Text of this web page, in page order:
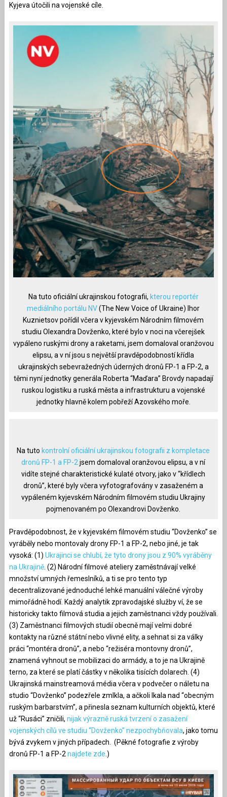
Kyjeva útočili na vojenské cíle.
Na tuto oficiální ukrajinskou fotografii, kterou reportér
mediálního portálu NV(The New Voice of Ukraine) Ihor
Kuznietsov pořídil včera v kyjevském Národním filmovém
studiu Olexandra Dovženko, které bylo v noci na včerejšek
vypáleno ruskými drony a raketami, jsem domaloval oranžovou
elipsu, a v ní jsou s největší pravděpodobností křídla
ukrajinských sebevražedných úderných dronů FP-1 a FP-2, a
těmi nyní jednotky generála Roberta “Maďara” Brovdy napadají
ruskou logistiku a ruská města a infrastrukturu a vojenské
jednotky hlavně kolem pobřeží Azovského moře.
Na tuto kontrolní oficiální ukrajinskou fotografii z kompletace
dronů FP-1 a FP-2 jsem domaloval oranžovou elipsu, a v ní
vidíte stejné charakteristické kulaté otvory, jako v “křídlech
dronů”, které byly včera vyfotografovány v zasaženém a
vypáleném kyjevském Národním filmovém studiu Ukrajiny
pojmenovaném po Olexandrovi Dovženko.
Pravděpodobnost, že v kyjevském filmovém studiu “Dovženko” se
vyráběly nebo montovaly drony FP-1 a FP-2, nebo jiné, je tak
vysoká: (1) Ukrajinci se chlubí, že tyto drony jsou z 90% vyráběny
na Ukrajině. (2) Národní filmové ateliery zaměstnávají velké
množství umných řemeslníků, a ti se pro tento typ
decentralizované jednoduché lehké manuální válečné výroby
mimořádně hodí. Každý analytik zpravodajské služby ví, že se
historicky takto filmová studia a jejich zaměstnanci vždy používali.
(3) Zaměstnanci filmových studií obecně mají velmi dobré
kontakty na různé státní nebo vlivné elity, a sehnat si za války
práci “montéra dronů”, a nebo “režiséra montovny dronů”,
znamená vyhnout se mobilizaci do armády, a to je na Ukrajině
terno, za které se platí částky v několika tisících dolarech. (4)
Ukrajinská mainstreamová média včera v podvečer o náletu na
studio “Dovženko” podezřele zmlkla, a ačkoli lkala nad “obecným
ruským barbarstvím”, a přinesla seznam kulturních objektů, které
už “Rusáci” zničili, nijak výrazně ruská tvrzení o zasažení
vojenských cílů ve studiu “Dovženko” nezpochybňovala, jako tomu
bývá zvykem v jiných případech. (Pěkné fotografie z výroby
dronů FP-1 a FP-2 najdete zde .)